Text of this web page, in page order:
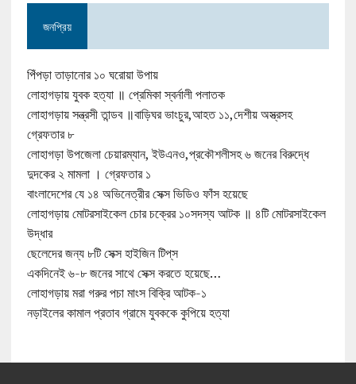
জনপ্রিয়
পিঁপড়া তাড়ানোর ১০ ঘরোয়া উপায়
লোহাগড়ায় যুবক হত্যা ॥ প্রেমিকা স্বর্নালী পলাতক
লোহাগড়ায় সন্ত্রসী তান্ডব ॥বাড়িঘর ভাংচুর,আহত ১১,দেশীয় অস্ত্রসহ
গ্রেফতার ৮
লোহাগড়া উপজেলা চেয়ারম্যান, ইউএনও,প্রকৌশলীসহ ৬ জনের বিরুদ্ধে
দুদকের ২ মামলা । গ্রেফতার ১
বাংলাদেশের যে ১৪ অভিনেত্রীর সেক্স ভিডিও ফাঁস হয়েছে
লোহাগড়ায় মোটরসাইকেল চোর চক্রের ১০সদস্য আটক ॥ ৪টি মোটরসাইকেল
উদ্ধার
ছেলেদের জন্য ৮টি সেক্স হাইজিন টিপ্‌স
একদিনেই ৬-৮ জনের সাথে সেক্স করতে হয়েছে…
লোহাগড়ায় মরা গরুর পচা মাংস বিক্রি আটক-১
নড়াইলের কামাল প্রতাব গ্রামে যুবককে কুপিয়ে হত্যা